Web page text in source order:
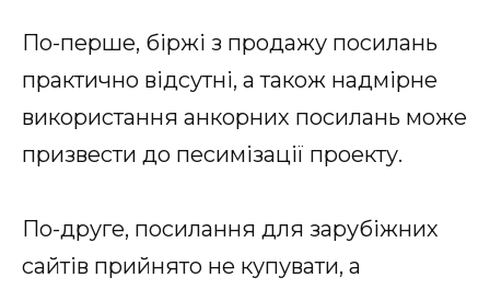
По-перше, біржі з продажу посилань
практично відсутні, а також надмірне
використання анкорних посилань може
призвести до песимізації проекту.
По-друге, посилання для зарубіжних
сайтів прийнято не купувати, а